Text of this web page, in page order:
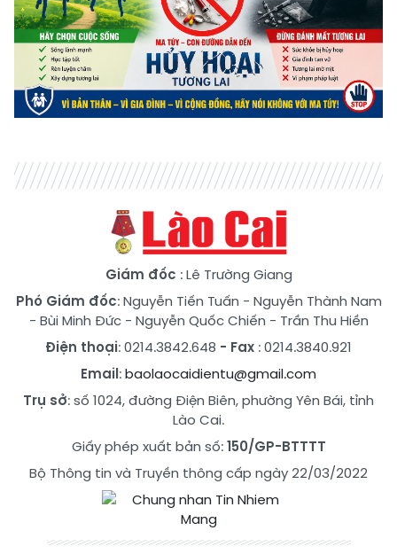
Giám đốc : Lê Trường Giang
Phó Giám đốc:Nguyễn Tiến Tuấn - Nguyễn Thành Nam
- Bùi Minh Đức- Nguyễn Quốc Chiến - Trần Thu Hiền
Điện thoại: 0214.3842.648 - Fax : 0214.3840.921
Email:baolaocaidientu@gmail.com
Trụ sở: số 1024, đường Điện Biên, phường Yên Bái, tỉnh
Lào Cai.
Giấy phép xuất bản số:150/GP-BTTTT
Bộ Thông tin và Truyền thông cấp ngày 22/03/2022